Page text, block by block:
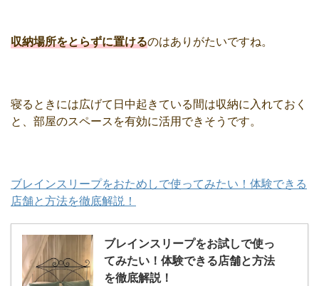
収納場所をとらずに置けるのはありがたいですね。
寝るときには広げて日中起きている間は収納に入れておく
と、部屋のスペースを有効に活用できそうです。
ブレインスリープをおためしで使ってみたい！体験できる
店舗と方法を徹底解説！
ブレインスリープをお試しで使っ
てみたい！体験できる店舗と方法
を徹底解説！